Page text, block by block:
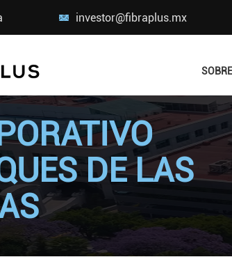
investor@fibraplus.mx
DE LAS